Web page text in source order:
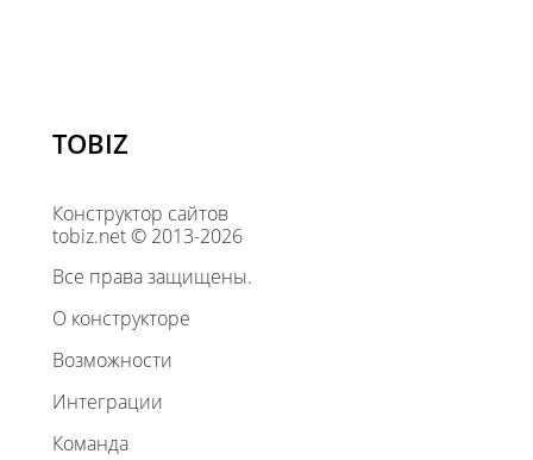
TOBIZ
Конструктор сайтов
tobiz.net © 2013-2026
Все права защищены.
О конструкторе
Возможности
Интеграции
Команда